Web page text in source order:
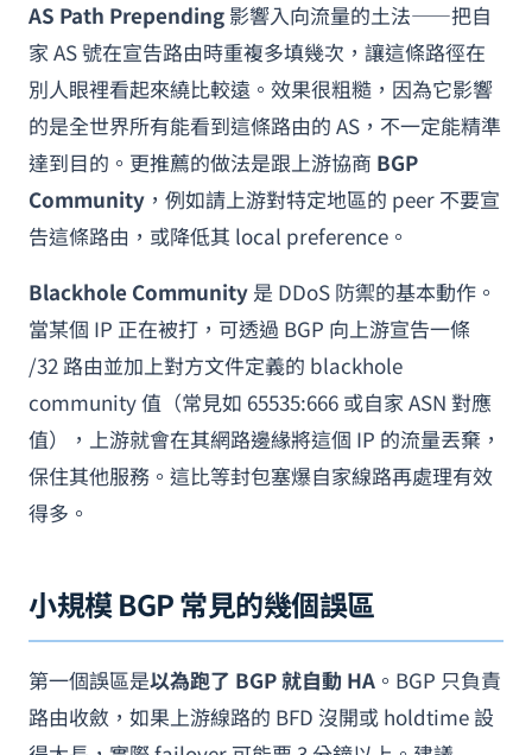
AS Path Prepending 影響入向流量的土法——把自
家 AS 號在宣告路由時重複多填幾次，讓這條路徑在
別人眼裡看起來繞比較遠。效果很粗糙，因為它影響
的是全世界所有能看到這條路由的 AS，不一定能精準
達到目的。更推薦的做法是跟上游協商 BGP
Community ，例如請上游對特定地區的 peer 不要宣
告這條路由，或降低其 local preference。
Blackhole Community 是 DDoS 防禦的基本動作。
當某個 IP 正在被打，可透過 BGP 向上游宣告一條
/32 路由並加上對方文件定義的 blackhole
community 值（常見如 65535:666 或自家 ASN 對應
值），上游就會在其網路邊緣將這個 IP 的流量丟棄，
保住其他服務。這比等封包塞爆自家線路再處理有效
得多。
小規模 BGP 常見的幾個誤區
第一個誤區是以為跑了 BGP 就自動 HA 。BGP 只負責
路由收斂，如果上游線路的 BFD 沒開或 holdtime 設